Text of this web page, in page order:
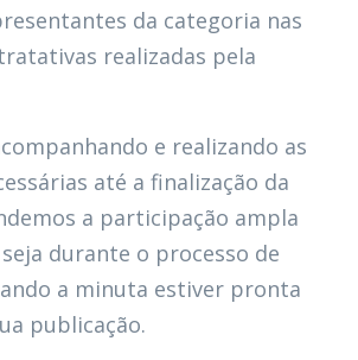
da categoria nas
realizadas pela
e realizando as
até a finalização da
a participação ampla
durante o processo de
a minuta estiver pronta
publicação.